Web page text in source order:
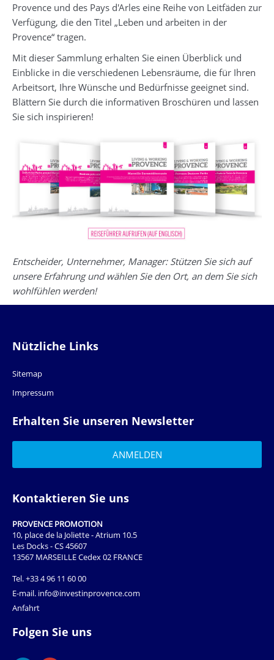
Provence und des Pays d'Arles eine Reihe von Leitfäden zur
Verfügung, die den Titel „Leben und arbeiten in der
Provence“ tragen.
Mit dieser Sammlung erhalten Sie einen Überblick und
Einblicke in die verschiedenen Lebensräume, die für Ihren
Arbeitsort, Ihre Wünsche und Bedürfnisse geeignet sind.
Blättern Sie durch die informativen Broschüren und lassen
Sie sich inspirieren!
Entscheider, Unternehmer, Manager: Stützen Sie sich auf
unsere Erfahrung und wählen Sie den Ort, an dem Sie sich
wohlfühlen werden!
Nützliche Links
Sitemap
Impressum
Erhalten Sie unseren Newsletter
Kontaktieren Sie uns
PROVENCE PROMOTION
10, place de la Joliette - Atrium 10.5
Les Docks - CS 45607
13567 MARSEILLE Cedex 02 FRANCE
Tel.+33 4 96 11 60 00
E-mail. info@investinprovence.com
Anfahrt
Folgen Sie uns